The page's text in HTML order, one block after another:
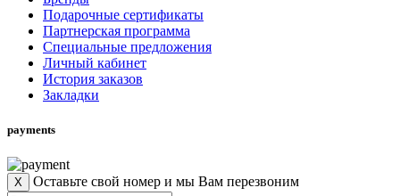
Подарочные сертификаты
Партнерская программа
Специальные предложения
Личный кабинет
История заказов
Закладки
payments
X Оставьте свой номер и мы Вам перезвоним